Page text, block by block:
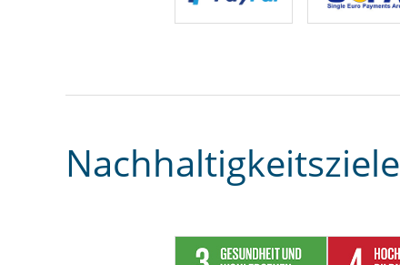
Nachhaltigkeitsziele